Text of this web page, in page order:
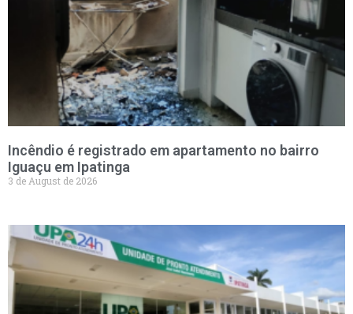
Incêndio é registrado em apartamento no bairro
Iguaçu em Ipatinga
3 de August de 2026